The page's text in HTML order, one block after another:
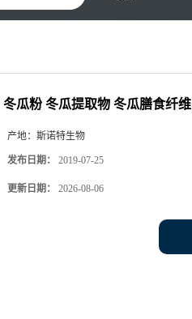
冬瓜粉 冬瓜提取物 冬瓜膳食纤维
产地： 斯诺特生物
发布日期： 2019-07-25
更新日期： 2026-08-06